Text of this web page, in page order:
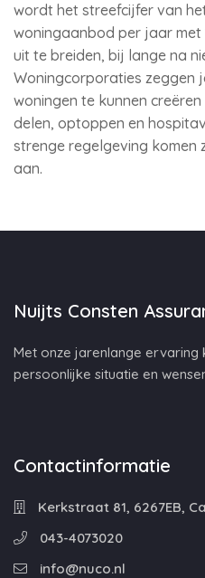
wordt het streefcijfer van
woningaanbod per jaar met
uit te breiden, bij lange na
Woningcorporaties zeggen
woningen te kunnen
delen, optoppen en
strenge regelgeving komen
aan.
Nuijts Consten
Met onze jarenlange ervaring
persoonlijke situatie en
Contactinformatie
Kerkstraat 81, 6267EB,
043-4073020
info@nuco.nl